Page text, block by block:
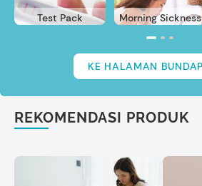
Test Pack Morning Sickness
KE HALAMAN
REKOMENDASI PRODUK